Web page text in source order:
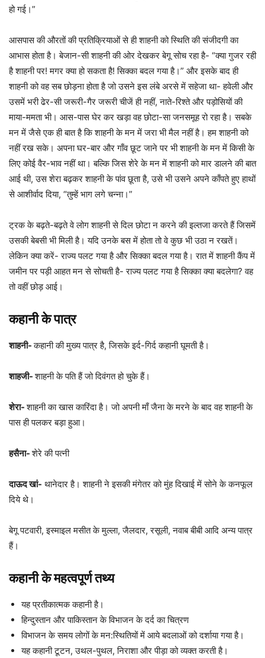
हो गई।”
आसपास की औरतों की प्रतिक्रियाओं से ही शाहनी को स्थिति की संजीदगी का
आभास होता है। बेजान-सी शाहनी की ओर देखकर बेगू सोच रहा है- “क्या गुजर रही
है शाहनी पर! मगर क्‍या हो सकता है! सिक्का बदल गया है।” और इसके बाद ही
शाहनी को वह सब छोड़ना होता है जो उसने इस लंबे अरसे में सहेजा था- हवेली और
उसमें भरी ढेर-सी जरूरी-गैर जरूरी चीजें ही नहीं, नाते-रिश्ते और पड़ोसियों की
माया-ममता भी। आस-पास घेर कर खड़ा वह छोटा-सा जनसमूह रो रहा है। सबके
मन में जैसे एक ही बात है कि शाहनी के मन में जरा भी मैल नहीं है। हम शाहनी को
नहीं रख सके। अपना घर-बार और गाँव छूट जाने पर भी शाहनी के मन में किसी के
लिए कोई वैर-भाव नहीं था। बल्कि जिस शेरे के मन में शाहनी को मार डालने की बात
आई थी, उस शेरा बढ़कर शाहनी के पांव छूता है, उसे भी उसने अपने काँपते हुए हाथों
से आशीर्वाद दिया, “तुम्हें भाग लगे चन्ना।”
ट्रक के बढ़ते-बढ़ते वे लोग शाहनी से दिल छोटा न करने की इल्तजा करते हैं जिसमें
उसकी बेबसी भी मिली है। यदि उनके बस में होता तो वे कुछ भी उठा न रखतें।
लेकिन क्‍या करें- राज्य पलट गया है और सिक्का बदल गया है। रात में शाहनी कैंप में
जमीन पर पड़ी आहत मन से सोचती है- राज्य पलट गया है सिक्का क्या बदलेगा? वह
तो वहीं छोड़ आई।
कहानी के पात्र
शाहनी-कहानी की मुख्य पात्र है, जिसके इर्द-गिर्द कहानी घूमती है।
शाहजी-शाहनी के पति हैं जो दिवंगत हो चुके हैं।
शेरा-शाहनी का खास कारिंदा है। जो अपनी माँ जैना के मरने के बाद वह शाहनी के
पास ही पलकर बड़ा हुआ।
हसैना-शेरे की पत्नी
दाऊद खां- थानेदार है। शाहनी ने इसकी मंगेतर को मुंह दिखाई में सोने के कनफूल
दिये थे।
बेगू पटवारी, इस्माइल मसीत के मुल्ला, जैलदार, रसूली, नवाब बीबी आदि अन्य पात्र
हैं।
कहानी के महत्वपूर्ण तथ्य
यह प्रतीकात्मक कहानी है।
हिन्दुस्तान और पाकिस्तान के विभाजन के दर्द का चित्रण
विभाजन के समय लोगों के मन:स्थितियों में आये बदलाओं को दर्शाया गया है।
यह कहानी टूटन, उथल-पुथल, निराशा और पीड़ा को व्यक्त करती है।